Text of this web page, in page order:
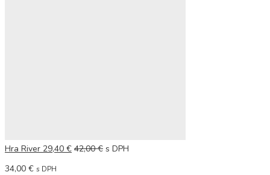
Hra River 29,40 € 42,00€ s DPH
34,00 € s DPH